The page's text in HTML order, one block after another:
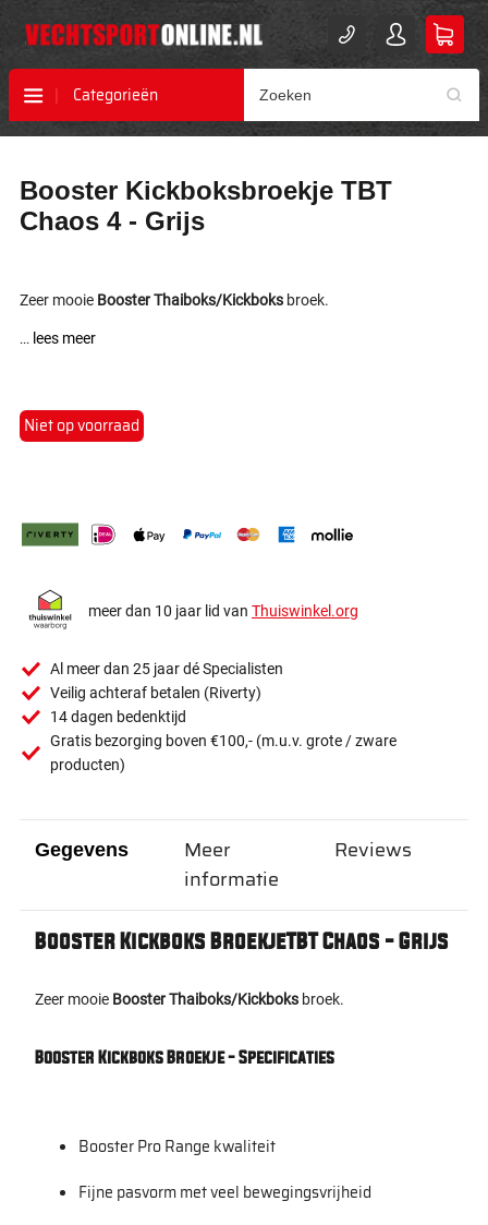
Categorieën
naar
het
einde
afbeeldingen-
naar
het
begin
afbeeldingen-
Booster Kickboksbroekje TBT
Chaos 4 - Grijs
Zeer mooie Booster Thaiboks/Kickboks broek.
... lees meer
Niet op voorraad
meer dan 10 jaar lid van Thuiswinkel.org
Al meer dan 25 jaar dé Specialisten
Veilig achteraf betalen (Riverty)
14 dagen bedenktijd
Gratis bezorging boven €100,- (m.u.v. grote / zware
producten)
Gegevens
Booster Kickboks BroekjeTBT Chaos - Grijs
Zeer mooie Booster Thaiboks/Kickboks broek.
Booster Kickboks Broekje - Specificaties
Booster Pro Range kwaliteit
Fijne pasvorm met veel bewegingsvrijheid
Meer
informatie
Reviews